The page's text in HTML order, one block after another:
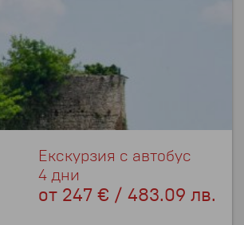
Екскурзия с автобус
4 дни
от 247 € / 483.09 лв.